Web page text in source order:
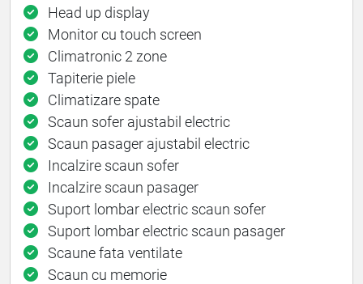
Head up display
Monitor cu touch screen
Climatronic 2 zone
Tapiterie piele
Climatizare spate
Scaun sofer ajustabil electric
Scaun pasager ajustabil electric
Incalzire scaun sofer
Incalzire scaun pasager
Suport lombar electric scaun sofer
Suport lombar electric scaun pasager
Scaune fata ventilate
Scaun cu memorie